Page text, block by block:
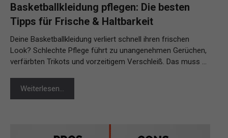
Basketballkleidung pflegen: Die besten
Tipps für Frische & Haltbarkeit
Deine Basketballkleidung verliert schnell ihren frischen
Look? Schlechte Pflege führt zu unangenehmen Gerüchen,
verfärbten Trikots und vorzeitigem Verschleiß. Das muss …
Weiterlesen…